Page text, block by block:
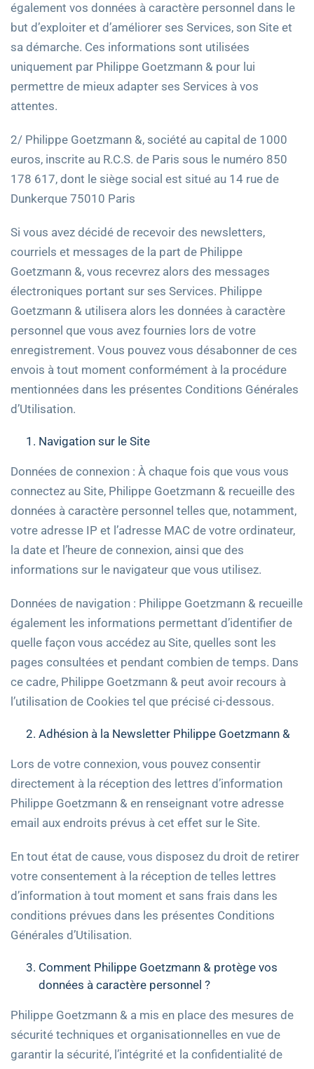
également vos données à caractère personnel dans le
but d’exploiter et d’améliorer ses Services, son Site et
sa démarche. Ces informations sont utilisées
uniquement par Philippe Goetzmann & pour lui
permettre de mieux adapter ses Services à vos
attentes.
2/ Philippe Goetzmann &, société au capital de 1000
euros, inscrite au R.C.S. de Paris sous le numéro 850
178 617, dont le siège social est situé au 14 rue de
Dunkerque 75010 Paris
Si vous avez décidé de recevoir des newsletters,
courriels et messages de la part de Philippe
Goetzmann &, vous recevrez alors des messages
électroniques portant sur ses Services. Philippe
Goetzmann & utilisera alors les données à caractère
personnel que vous avez fournies lors de votre
enregistrement. Vous pouvez vous désabonner de ces
envois à tout moment conformément à la procédure
mentionnées dans les présentes Conditions Générales
d’Utilisation.
Navigation sur le Site
Données de connexion : À chaque fois que vous vous
connectez au Site, Philippe Goetzmann & recueille des
données à caractère personnel telles que, notamment,
votre adresse IP et l’adresse MAC de votre ordinateur,
la date et l’heure de connexion, ainsi que des
informations sur le navigateur que vous utilisez.
Données de navigation : Philippe Goetzmann & recueille
également les informations permettant d’identifier de
quelle façon vous accédez au Site, quelles sont les
pages consultées et pendant combien de temps. Dans
ce cadre, Philippe Goetzmann & peut avoir recours à
l’utilisation de Cookies tel que précisé ci-dessous.
Adhésion à la Newsletter Philippe Goetzmann &
Lors de votre connexion, vous pouvez consentir
directement à la réception des lettres d’information
Philippe Goetzmann & en renseignant votre adresse
email aux endroits prévus à cet effet sur le Site.
En tout état de cause, vous disposez du droit de retirer
votre consentement à la réception de telles lettres
d’information à tout moment et sans frais dans les
conditions prévues dans les présentes Conditions
Générales d’Utilisation.
Comment Philippe Goetzmann & protège vos
données à caractère personnel ?
Philippe Goetzmann & a mis en place des mesures de
sécurité techniques et organisationnelles en vue de
garantir la sécurité, l’intégrité et la confidentialité de